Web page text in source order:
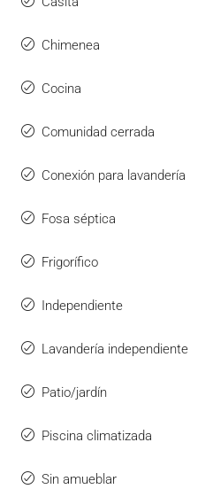
Chimenea
Cocina
Comunidad cerrada
Conexión para lavandería
Fosa séptica
Frigorífico
Independiente
Lavandería independiente
Patio/jardín
Piscina climatizada
Sin amueblar